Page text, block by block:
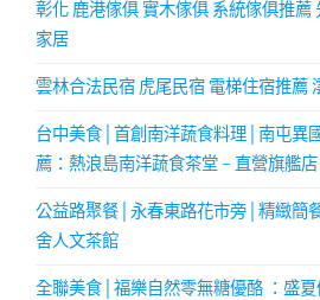
彰化 鹿港傢俱 實木傢俱 系統傢俱推
家居
雲林合法民宿 虎尾民宿 電梯住宿推薦
台中美食│首創南洋蔬食料理│南屯異
薦：熱浪島南洋蔬食茶堂 - 直營旗艦店
公益路聚餐│永春東路花市旁│精緻簡
舍人文茶館
全聯美食│福樂自然零無糖優酪 ：盛